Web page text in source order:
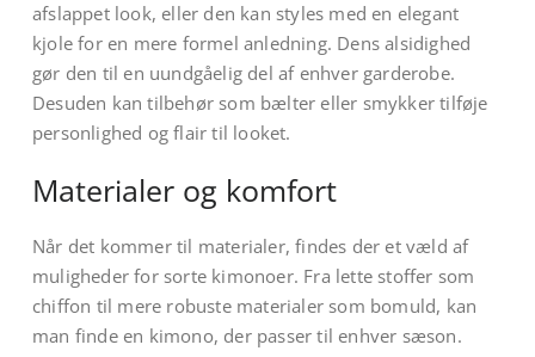
afslappet look, eller den kan styles med en elegant
kjole for en mere formel anledning. Dens alsidighed
gør den til en uundgåelig del af enhver garderobe.
Desuden kan tilbehør som bælter eller smykker tilføje
personlighed og flair til looket.
Materialer og komfort
Når det kommer til materialer, findes der et væld af
muligheder for sorte kimonoer. Fra lette stoffer som
chiffon til mere robuste materialer som bomuld, kan
man finde en kimono, der passer til enhver sæson.